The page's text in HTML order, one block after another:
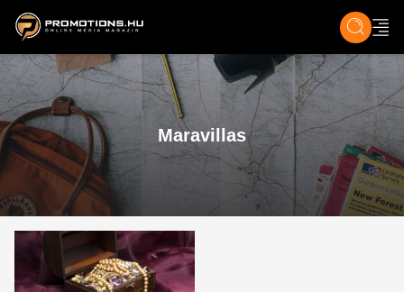
ZENE, FILM & KULT ÉLET TECH &
Maravillas